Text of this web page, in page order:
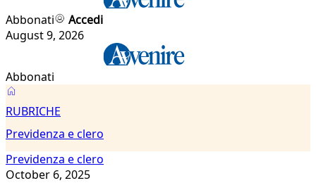
Abbonati
Accedi
August 9, 2026
Abbonati
Previdenza
e
clero
RUBRICHE
Previdenza e clero
Previdenza e clero
October 6, 2025